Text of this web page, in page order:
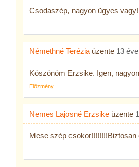
Csodaszép, nagyon ügyes
Némethné Terézia üzente 13 éve
Köszönöm Erzsike. Igen,
Előzmény
Nemes Lajosné Erzsike üzente
Mese szép csokor!!!!!!!!Biztosan